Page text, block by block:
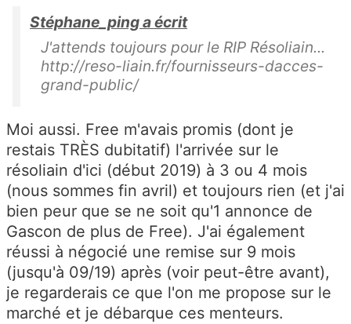
Stéphane_ping a écrit
J'attends toujours pour le RIP Résoliain...
http://reso-liain.fr/fournisseurs-dacces-
grand-public/
Moi aussi. Free m'avais promis (dont je
restais TRÈS dubitatif) l'arrivée sur le
résoliain d'ici (début 2019) à 3 ou 4 mois
(nous sommes fin avril) et toujours rien (et j'ai
bien peur que se ne soit qu'1 annonce de
Gascon de plus de Free). J'ai également
réussi à négocié une remise sur 9 mois
(jusqu'à 09/19) après (voir peut-être avant),
je regarderais ce que l'on me propose sur le
marché et je débarque ces menteurs.